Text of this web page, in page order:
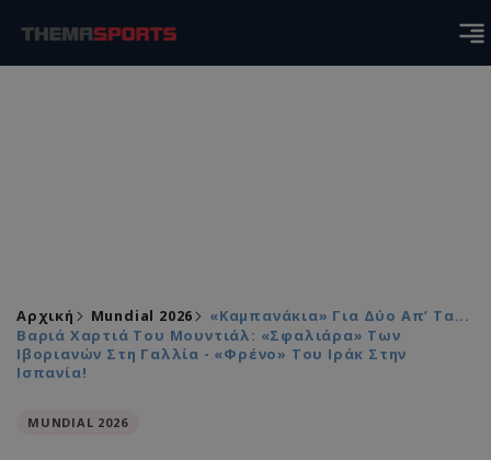
Αρχική Mundial 2026
«Καμπανάκια» Για Δύο Απ’ Τα...
Βαριά Χαρτιά Του Μουντιάλ: «Σφαλιάρα» Των
Ιβοριανών Στη Γαλλία - «Φρένο» Του Ιράκ Στην
Ισπανία!
MUNDIAL 2026